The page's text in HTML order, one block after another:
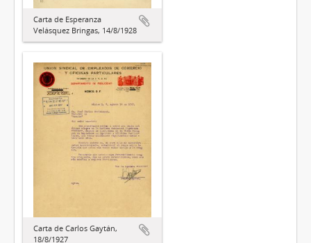
Carta de Esperanza
Velásquez Bringas, 14/8/1928
Carta de Carlos Gaytán,
18/8/1927